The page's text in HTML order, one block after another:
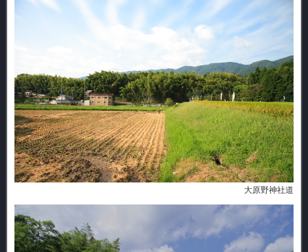
大原野神社道